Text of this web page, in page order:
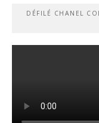
DÉFILÉ CHANEL